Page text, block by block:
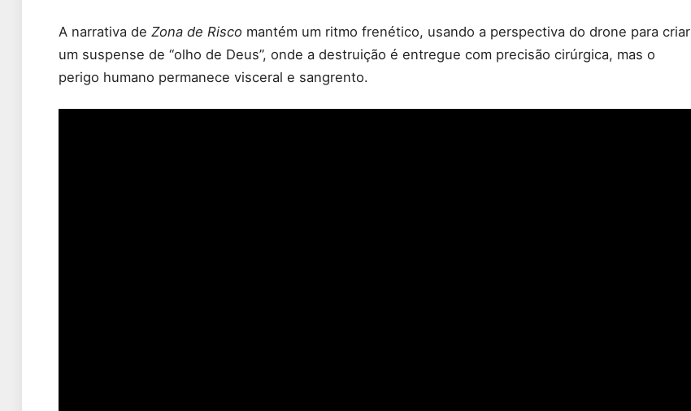
A narrativa de Zona de Risco mantém um ritmo frenético, usando a perspectiva do drone para criar
um suspense de “olho de Deus”, onde a destruição é entregue com precisão cirúrgica, mas o
perigo humano permanece visceral e sangrento.